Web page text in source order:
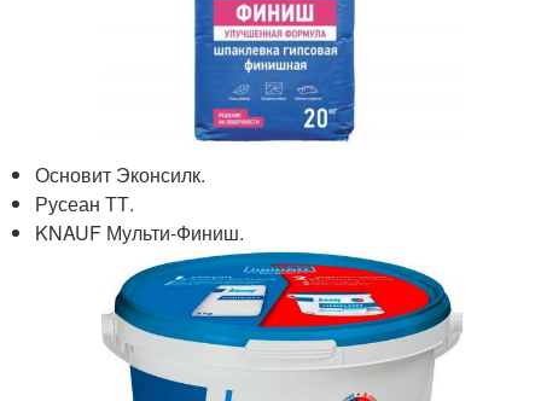
Основит Эконсилк.
Русеан ТТ.
KNAUF Мульти-Финиш.